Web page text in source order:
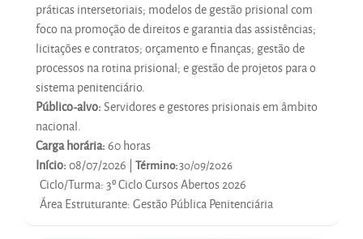
práticas intersetoriais; modelos de gestão prisional com
foco na promoção de direitos e garantia das assistências;
licitações e contratos; orçamento e finanças; gestão de
processos na rotina prisional; e gestão de projetos para o
sistema penitenciário.
Público-alvo:Servidores e gestores prisionais em âmbito
nacional.
Carga horária:60 horas
Início:08/07/2026 | Término:30/09/2026
Ciclo/Turma:3º Ciclo Cursos Abertos 2026
Área Estruturante:Gestão Pública Penitenciária